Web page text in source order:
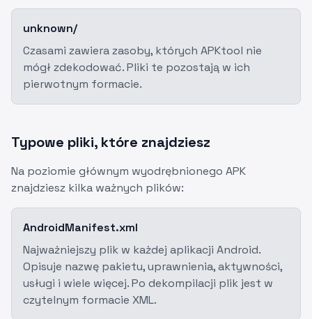
unknown/
Czasami zawiera zasoby, których APKtool nie
mógł zdekodować. Pliki te pozostają w ich
pierwotnym formacie.
Typowe pliki, które znajdziesz
Na poziomie głównym wyodrębnionego APK
znajdziesz kilka ważnych plików:
AndroidManifest.xml
Najważniejszy plik w każdej aplikacji Android.
Opisuje nazwę pakietu, uprawnienia, aktywności,
usługi i wiele więcej. Po dekompilacji plik jest w
czytelnym formacie XML.